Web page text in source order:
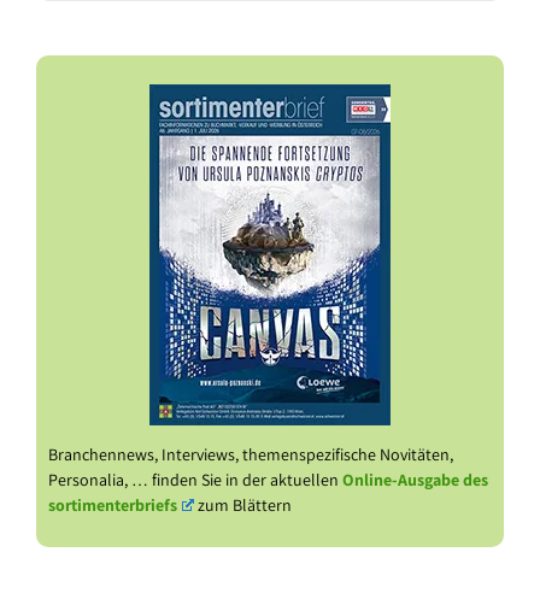
Branchennews, Interviews, themenspezifische Novitäten,
Personalia, … finden Sie in der aktuellen Online-Ausgabe des
sortimenterbriefs
zum Blättern